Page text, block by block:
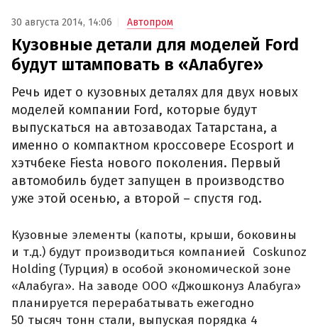
30 августа 2014, 14:06 Автопром
Кузовные детали для моделей Ford
будут штамповать в «Алабуге»
Речь идет о кузовных деталях для двух новых
моделей компании Ford, которые будут
выпускаться на автозаводах Татарстана, а
именно о компактном кроссовере Ecosport и
хэтчбеке Fiesta нового поколения. Первый
автомобиль будет запущен в производство
уже этой осенью, а второй – спустя год.
Кузовные элементы (капоты, крыши, боковины
и т.д.) будут производиться компанией Coskunoz
Holding (Турция) в особой экономической зоне
«Алабуга». На заводе ООО «Джошконуз Алабуга»
планируется перерабатывать ежегодно
50 тысяч тонн стали, выпуская порядка 4